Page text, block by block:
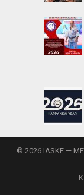
© 2026 IASKF —